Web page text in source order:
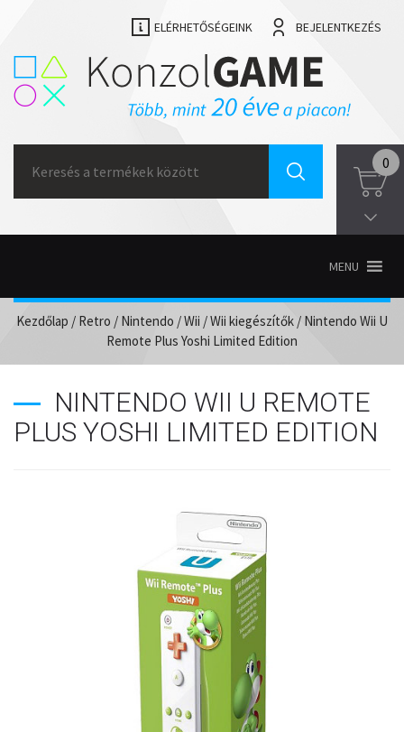
ELÉRHETŐSÉGEINK BEJELENTKEZÉS
for:
0
MENU
Kezdőlap / Retro / Nintendo /Wii /Wii kiegészítők / Nintendo Wii U
Remote Plus Yoshi Limited Edition
NINTENDO WII U REMOTE
PLUS YOSHI LIMITED EDITION